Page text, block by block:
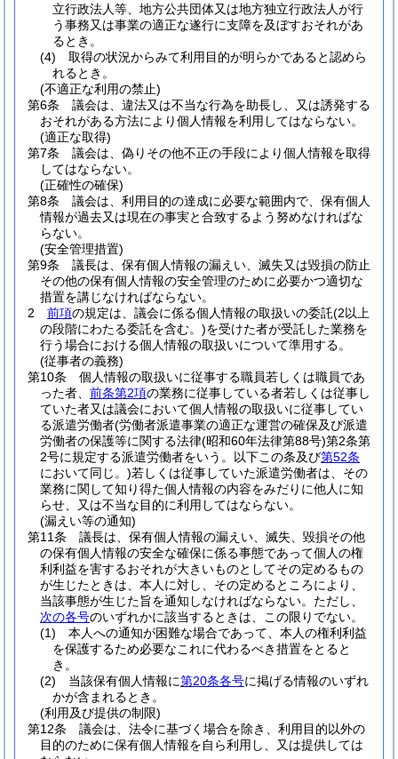
立行政法人等、地方公共団体又は地方独立行政法人が行
う事務又は事業の適正な遂行に支障を及ぼすおそれがあ
るとき。
(4)
取得の状況からみて利用目的が明らかであると認めら
れるとき。
(不適正な利用の禁止)
第6条
議会は、違法又は不当な行為を助長し、又は誘発する
おそれがある方法により個人情報を利用してはならない。
(適正な取得)
第7条
議会は、偽りその他不正の手段により個人情報を取得
してはならない。
(正確性の確保)
第8条
議会は、利用目的の達成に必要な範囲内で、保有個人
情報が過去又は現在の事実と合致するよう努めなければな
らない。
(安全管理措置)
第9条
議長は、保有個人情報の漏えい、滅失又は毀損の防止
その他の保有個人情報の安全管理のために必要かつ適切な
措置を講じなければならない。
2
前項の規定は、議会に係る個人情報の取扱いの委託(2以上
の段階にわたる委託を含む。)を受けた者が受託した業務を
行う場合における個人情報の取扱いについて準用する。
(従事者の義務)
第10条
個人情報の取扱いに従事する職員若しくは職員であ
った者、 前条第2項の業務に従事している者若しくは従事し
ていた者又は議会において個人情報の取扱いに従事してい
る派遣労働者(労働者派遣事業の適正な運営の確保及び派遣
労働者の保護等に関する法律(昭和60年法律第88号)第2条第
2号に規定する派遣労働者をいう。以下この条及び第52条
において同じ。)若しくは従事していた派遣労働者は、その
業務に関して知り得た個人情報の内容をみだりに他人に知
らせ、又は不当な目的に利用してはならない。
(漏えい等の通知)
第11条
議長は、保有個人情報の漏えい、滅失、毀損その他
の保有個人情報の安全な確保に係る事態であって個人の権
利利益を害するおそれが大きいものとしてその定めるもの
が生じたときは、本人に対し、その定めるところにより、
当該事態が生じた旨を通知しなければならない。 ただし、
次の各号のいずれかに該当するときは、この限りでない。
(1)
本人への通知が困難な場合であって、本人の権利利益
を保護するため必要なこれに代わるべき措置をとると
き。
(2)
当該保有個人情報に第20条各号に掲げる情報のいずれ
かが含まれるとき。
(利用及び提供の制限)
第12条
議会は、法令に基づく場合を除き、利用目的以外の
目的のために保有個人情報を自ら利用し、又は提供しては